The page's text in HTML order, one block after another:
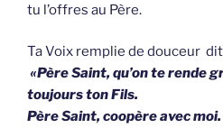
tu l’offres au Père.
Ta Voix remplie de douceur
«Père Saint, qu’on te rende
toujours ton Fils.
Père Saint, coopère avec moi.